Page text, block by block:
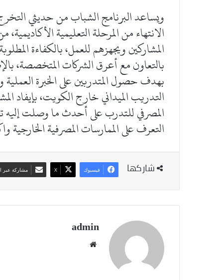
ويساعد البرنامج الشباب من حديثي
الانتهاء من المرحلة التعليمية
المشاركين ويجهزهم للعمل، بالكفاءة
بالتعاون مع أعرق الشركات المتخصصة،
بهدف حصول المتدربين على الخبرة العملية
التدريب الميداني خارج الكويت، بإيفاد
المصرفي للتدرب على أحدث ما وصلت إليه
التعرف على الممارسات المصرفية الخارجية
شاركها فيسبوك ‫X مشاركة عبر
admin